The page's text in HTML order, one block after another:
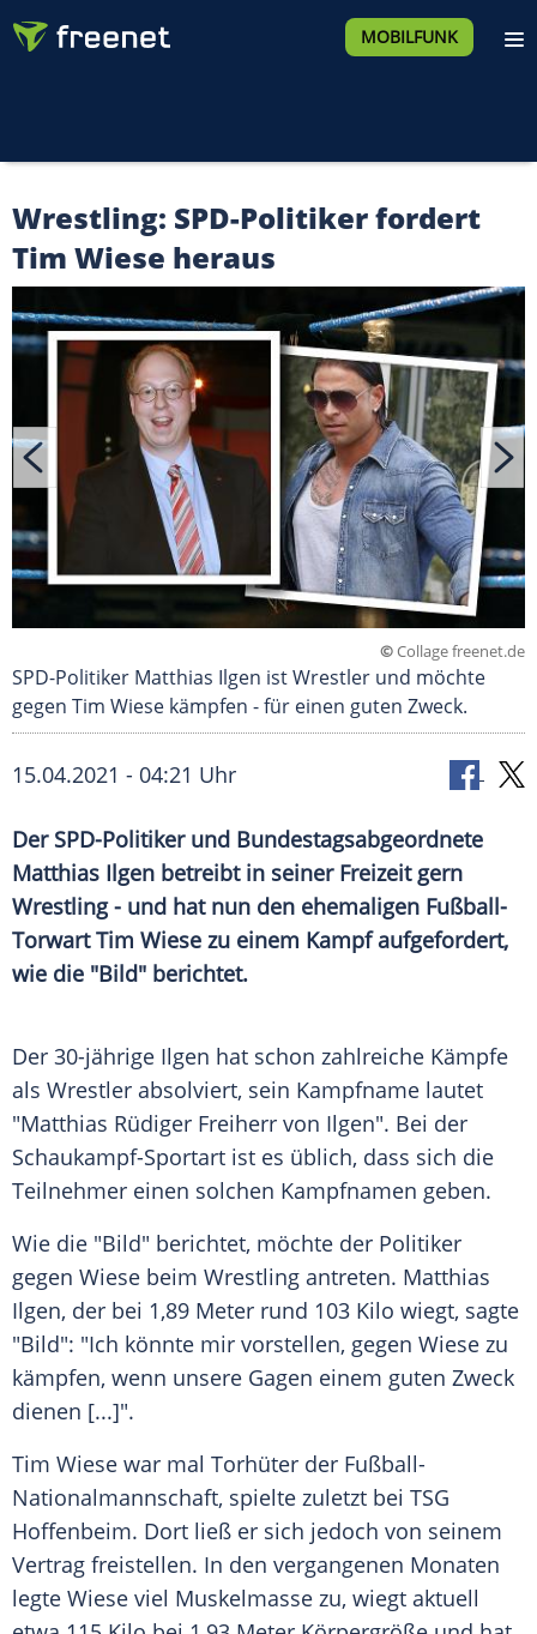
MOBILFUNK
Wrestling: SPD-Politiker fordert
Tim Wiese heraus
©Collage freenet.de
SPD-Politiker Matthias Ilgen ist Wrestler und möchte
gegen Tim Wiese kämpfen - für einen guten Zweck.
15.04.2021 - 04:21 Uhr
Der SPD-Politiker und Bundestagsabgeordnete
Matthias Ilgen betreibt in seiner Freizeit gern
Wrestling - und hat nun den ehemaligen Fußball-
Torwart Tim Wiese zu einem Kampf aufgefordert,
wie die "Bild" berichtet.
Der 30-jährige Ilgen hat schon zahlreiche Kämpfe
als Wrestler absolviert, sein Kampfname lautet
"Matthias Rüdiger Freiherr von Ilgen". Bei der
Schaukampf-Sportart ist es üblich, dass sich die
Teilnehmer einen solchen Kampfnamen geben.
Wie die "Bild" berichtet, möchte der Politiker
gegen Wiese beim Wrestling antreten. Matthias
Ilgen, der bei 1,89 Meter rund 103 Kilo wiegt, sagte
"Bild": "Ich könnte mir vorstellen, gegen Wiese zu
kämpfen, wenn unsere Gagen einem guten Zweck
dienen [...]".
Tim Wiese war mal Torhüter der Fußball-
Nationalmannschaft, spielte zuletzt bei TSG
Hoffenbeim. Dort ließ er sich jedoch von seinem
Vertrag freistellen. In den vergangenen Monaten
legte Wiese viel Muskelmasse zu, wiegt aktuell